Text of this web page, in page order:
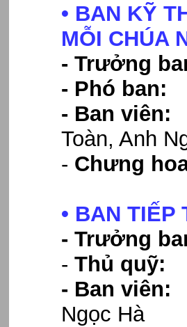
• BAN KỸ
MỖI CHÚA
- Trưởng
- Phó ban:
- Ban viên:
Toàn, Anh
- Chưng
• BAN
- Trưởng
- Thủ quỹ:
- Ban viên:
Ngọc Hà